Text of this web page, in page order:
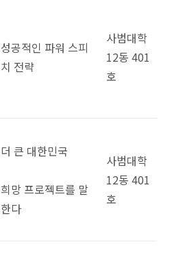
성공적인 파워 스피
치 전략
사범대학
12동 401
호
더 큰 대한민국
희망 프로젝트를 말
한다
사범대학
12동 401
호